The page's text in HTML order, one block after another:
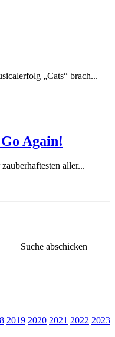
„Cats“ brach...
Again!
aller...
Suche abschicken
2019 2020 2021 2022 2023